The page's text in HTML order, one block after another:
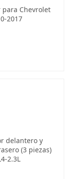
para Chevrolet
2017
delantero y
(3 piezas)
2.3L